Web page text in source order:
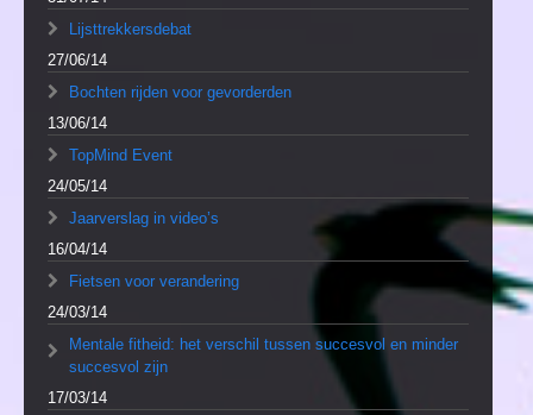
Lijsttrekkersdebat
27/06/14
Bochten rijden voor gevorderden
13/06/14
TopMind Event
24/05/14
Jaarverslag in video’s
16/04/14
Fietsen voor verandering
24/03/14
Mentale fitheid: het verschil tussen succesvol en minder
succesvol zijn
17/03/14